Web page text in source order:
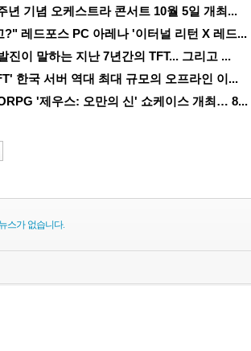
년 기념 오케스트라 콘서트 10월 5일 개최...
레드포스 PC 아레나 '이터널 리턴 X 레드...
진이 말하는 지난 7년간의 TFT... 그리고 ...
한국 서버 역대 최대 규모의 오프라인 이...
'제우스: 오만의 신' 쇼케이스 개최… 8...
스가 없습니다.